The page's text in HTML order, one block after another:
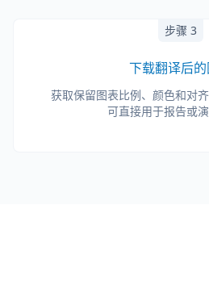
步骤 3
下载翻译后
获取保留图表比例、颜色和对
可直接用于报告或演